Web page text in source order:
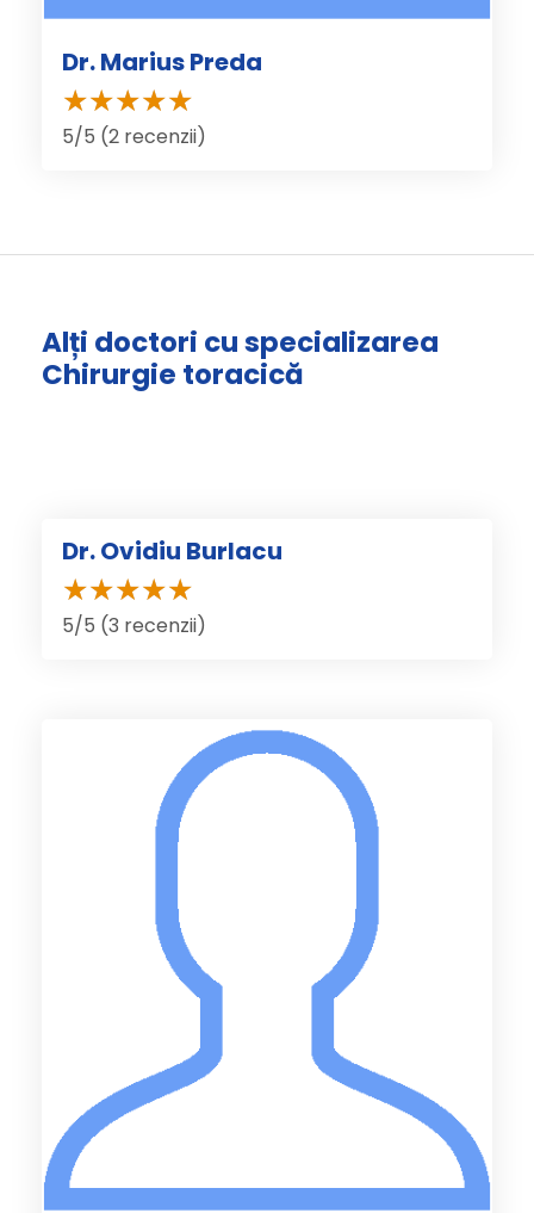
Dr. Marius Preda
5/5 (2 recenzii)
Alți doctori cu specializarea
Chirurgie toracică
Dr. Ovidiu Burlacu
5/5 (3 recenzii)